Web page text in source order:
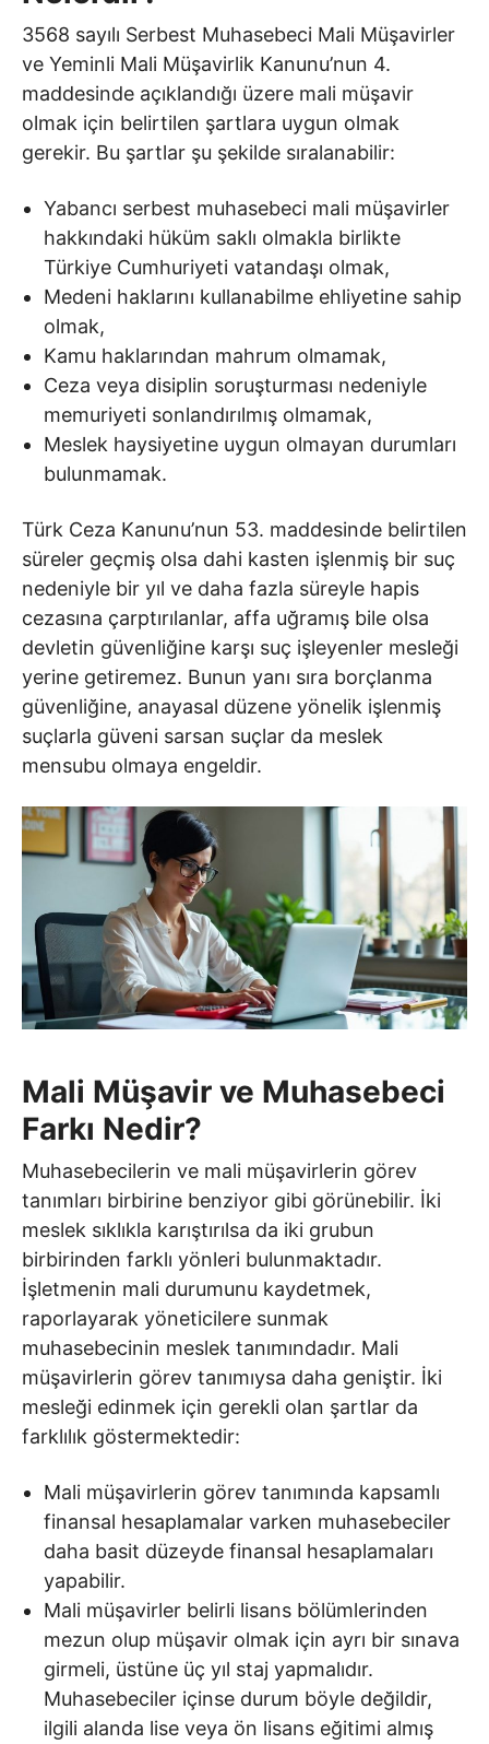
3568 sayılı Serbest Muhasebeci Mali Müşavirler
ve Yeminli Mali Müşavirlik Kanunu’nun 4.
maddesinde açıklandığı üzere mali müşavir
olmak için belirtilen şartlara uygun olmak
gerekir. Bu şartlar şu şekilde sıralanabilir:
Yabancı serbest muhasebeci mali müşavirler
hakkındaki hüküm saklı olmakla birlikte
Türkiye Cumhuriyeti vatandaşı olmak,
Medeni haklarını kullanabilme ehliyetine sahip
olmak,
Kamu haklarından mahrum olmamak,
Ceza veya disiplin soruşturması nedeniyle
memuriyeti sonlandırılmış olmamak,
Meslek haysiyetine uygun olmayan durumları
bulunmamak.
Türk Ceza Kanunu’nun 53. maddesinde belirtilen
süreler geçmiş olsa dahi kasten işlenmiş bir suç
nedeniyle bir yıl ve daha fazla süreyle hapis
cezasına çarptırılanlar, affa uğramış bile olsa
devletin güvenliğine karşı suç işleyenler mesleği
yerine getiremez. Bunun yanı sıra borçlanma
güvenliğine, anayasal düzene yönelik işlenmiş
suçlarla güveni sarsan suçlar da meslek
mensubu olmaya engeldir.
Mali Müşavir ve Muhasebeci
Farkı Nedir?
Muhasebecilerin ve mali müşavirlerin görev
tanımları birbirine benziyor gibi görünebilir. İki
meslek sıklıkla karıştırılsa da iki grubun
birbirinden farklı yönleri bulunmaktadır.
İşletmenin mali durumunu kaydetmek,
raporlayarak yöneticilere sunmak
muhasebecinin meslek tanımındadır. Mali
müşavirlerin görev tanımıysa daha geniştir. İki
mesleği edinmek için gerekli olan şartlar da
farklılık göstermektedir:
Mali müşavirlerin görev tanımında kapsamlı
finansal hesaplamalar varken muhasebeciler
daha basit düzeyde finansal hesaplamaları
yapabilir.
Mali müşavirler belirli lisans bölümlerinden
mezun olup müşavir olmak için ayrı bir sınava
girmeli, üstüne üç yıl staj yapmalıdır.
Muhasebeciler içinse durum böyle değildir,
ilgili alanda lise veya ön lisans eğitimi almış